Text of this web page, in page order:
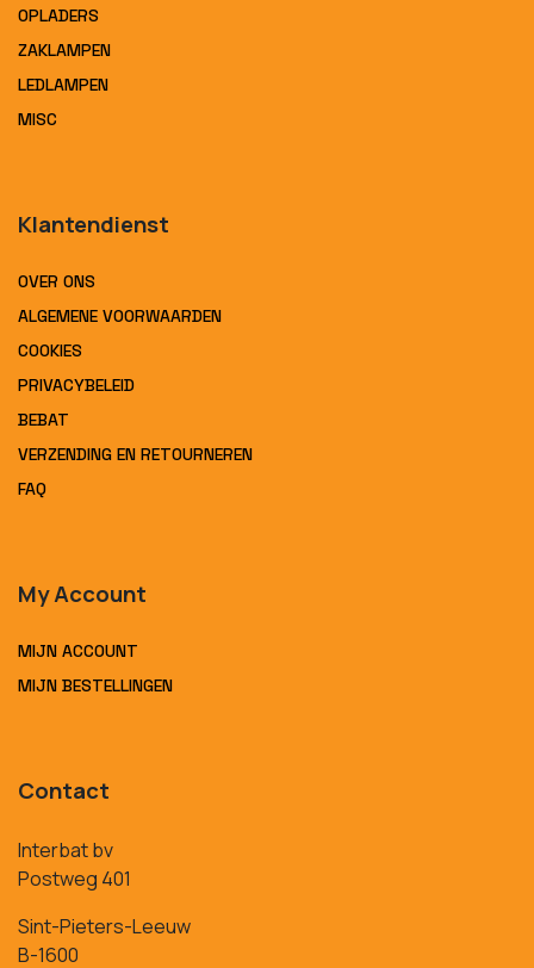
OPLADERS
ZAKLAMPEN
LEDLAMPEN
MISC
Klantendienst
OVER ONS
ALGEMENE VOORWAARDEN
COOKIES
PRIVACYBELEID
BEBAT
VERZENDING EN RETOURNEREN
FAQ
My Account
MIJN ACCOUNT
MIJN BESTELLINGEN
Contact
Interbat bv
Postweg 401
Sint-Pieters-Leeuw
B-1600